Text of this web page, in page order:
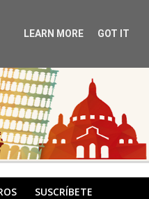
SUSCRÍBETE
LEARN MORE GOT IT